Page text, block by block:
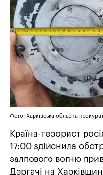
Фото: Харківська обласна
Країна-терорист
17:00 здійснила
залпового вогню
Дергачі на